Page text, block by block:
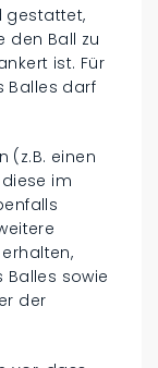
gestattet,
den Ball zu
ist. Für
Balles darf
(z.B. einen
im
Balles sowie
der